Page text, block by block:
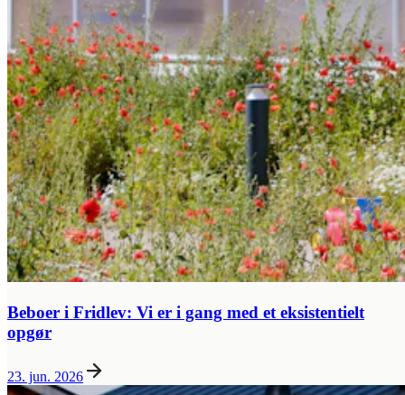
Beboer i Fridlev: Vi er i gang med et eksistentielt
opgør
23. jun. 2026